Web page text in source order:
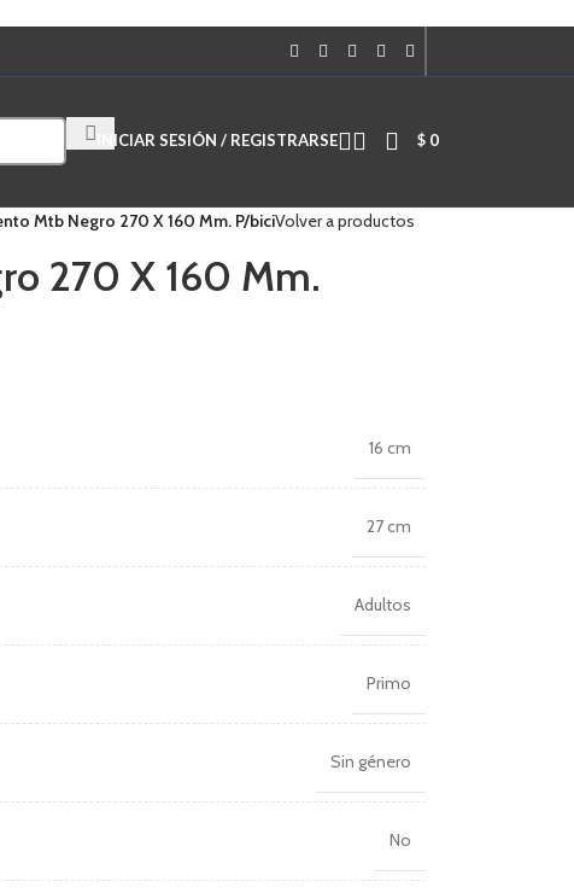
Cuando hay resultados autocompletados, puedes utilizar las
INICIAR SESIÓN / REGISTRARSE $ 0
Mtb Negro 270 X 160 Mm. P/biciVolver a productos
270 X 160 Mm.
16 cm
27 cm
Adultos
Primo
Sin género
No